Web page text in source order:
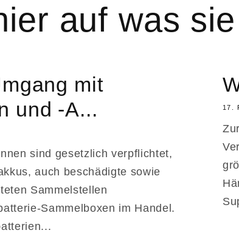
auf was
mit
und -A...
sind gesetzlich verpflichtet,
auch beschädigte sowie
Sammelstellen
Sammelboxen im Handel.
17.